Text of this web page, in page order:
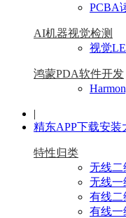
PCBA
AI机器视觉检测
视觉
鸿蒙PDA软件开发
|
精东APP下载安装
特性归类
无线二
无线一
有线二
有线一